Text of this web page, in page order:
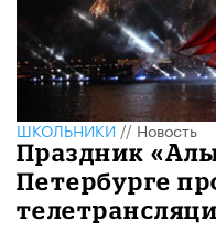
ШКОЛЬНИКИ//Новость
Праздник
Петербурге